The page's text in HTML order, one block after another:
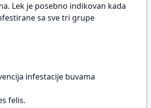
Lek je posebno indikovan kada
sa sve tri grupe
infestacije buvama
felis.